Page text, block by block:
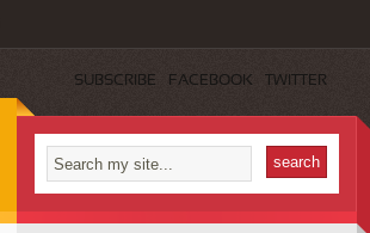
SUBSCRIBE FACEBOOK TWITTER